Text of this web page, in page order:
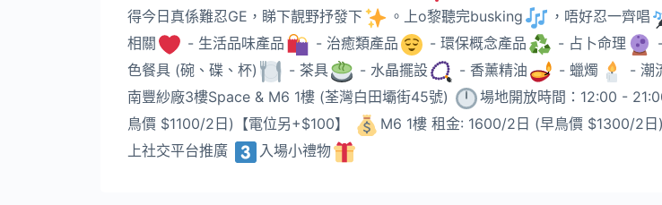
得今日真係難忍GE，睇下靚野抒發下
。上o黎聽完busking ，唔好忍一齊唱
相關
- 生活品味產品 - 治癒類產品 - 環保概念產品 - 占卜命理
色餐具 (碗、碟、杯)
- 茶具 - 水晶擺設 - 香薰精油 - 蠟燭 - 潮
南豐紗廠3樓Space & M6 1樓 (荃灣白田壩街45號)
場地開放時間：12:00 -
鳥價 $1100/2日)【電位另+$100】
M6 1樓 租金: 1600/2日 (早鳥價 $1300/2日
上社交平台推廣
入場小禮物